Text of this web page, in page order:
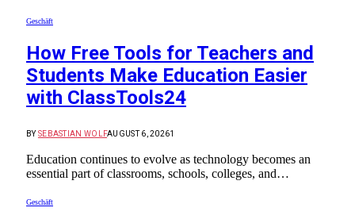
Geschäft
How Free Tools for Teachers and
Students Make Education Easier
with ClassTools24
BY SEBASTIAN WOLFAUGUST 6, 20261
Education continues to evolve as technology becomes an
essential part of classrooms, schools, colleges, and…
Geschäft